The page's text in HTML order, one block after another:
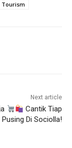
Tourism
Next article
Cantik Tiap
Pusing Di Sociolla!